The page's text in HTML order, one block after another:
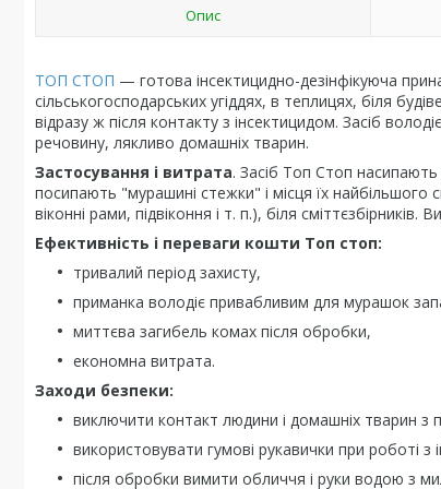
Опис
ТОП СТОП — готова інсектицидно-дезінфікуюча
сільськогосподарських угіддях, в теплицях, біля
відразу ж після контакту з інсектицидом. Засіб
речовину, лякливо домашніх тварин.
Застосування і витрата. Засіб Топ Стоп
посипають "мурашині стежки" і місця їх найбільшого
віконні рами, підвіконня і т. п.), біля
Ефективність і переваги кошти Топ стоп:
тривалий період захисту,
приманка володіє привабливим для мурашок
миттєва загибель комах після обробки,
економна витрата.
Заходи безпеки:
виключити контакт людини і домашніх тварин з
використовувати гумові рукавички при роботі з
після обробки вимити обличчя і руки водою з